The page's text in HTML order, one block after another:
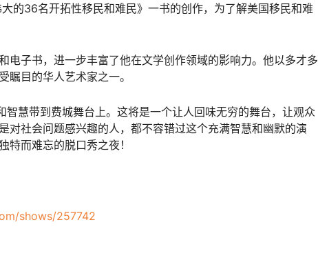
的36名开拓性移民和难民》一书的创作，为了解美国移民和难
电子书，进一步丰富了他在文学创作领域的影响力。他以多才多
瞩目的华人艺术家之一。
智慧带到费城舞台上。这将是一个让人回味无穷的舞台，让观众
对社会问题感兴趣的人，都不容错过这个充满智慧和幽默的演
特而难忘的脱口秀之夜！
shows/257742